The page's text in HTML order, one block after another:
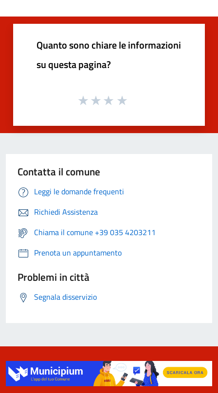
Quanto sono chiare le informazioni
su questa pagina?
Contatta il comune
Leggi le domande frequenti
Richiedi Assistenza
Chiama il comune +39 035 4203211
Prenota un appuntamento
Problemi in città
Segnala disservizio